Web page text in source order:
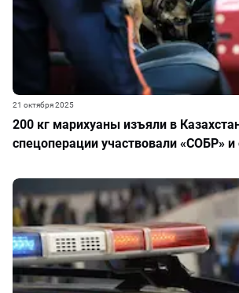
200 кг марихуаны изъяли в
спецоперации участвовали «СОБР» и
21 октября 2025